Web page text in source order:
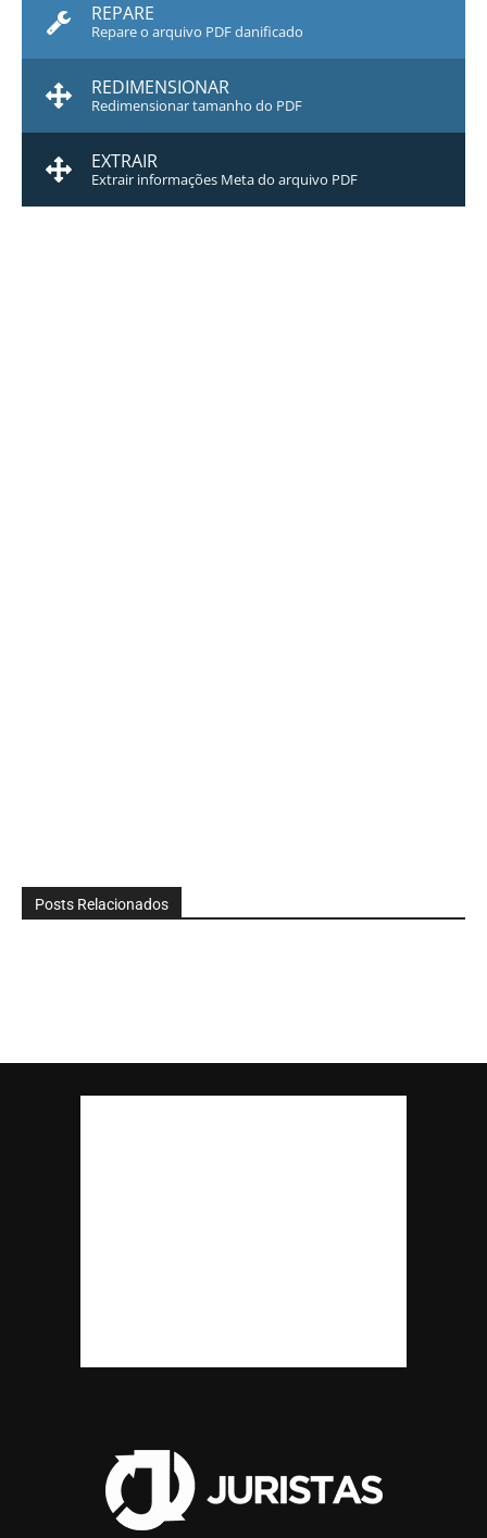
REPARE
Repare o arquivo PDF danificado
REDIMENSIONAR
Redimensionar tamanho do PDF
EXTRAIR
Extrair informações Meta do arquivo PDF
Posts Relacionados